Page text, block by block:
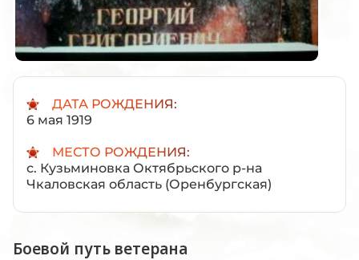
ДАТА РОЖДЕНИЯ:
6 мая 1919
МЕСТО РОЖДЕНИЯ:
с. Кузьминовка Октябрьского р-на
Чкаловская область (Оренбургская)
Боевой путь ветерана